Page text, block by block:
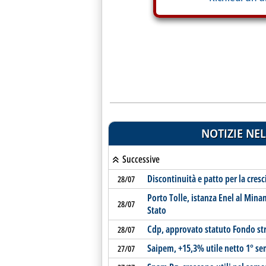
NOTIZIE
Successive
28/07 Discontinuità e patto per la
28/07
Porto Tolle, istanza Enel al
Stato
28/07 Cdp, approvato statuto Fondo
27/07 Saipem, +15,3% utile netto 1°